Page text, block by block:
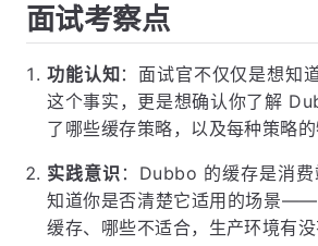
面试考察点
功能认知 ：面试官不仅仅是想知
这个事实，更是想确认你了解
了哪些缓存策略，以及每种策略的
实践意识 ：Dubbo 的缓存是消
知道你是否清楚它适用的场景
缓存、哪些不适合，生产环境有没